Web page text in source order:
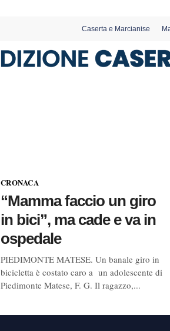
Caserta e Marcianise
CRONACA
“Mamma faccio un giro
in bici”, ma cade e va in
ospedale
PIEDIMONTE MATESE. Un banale giro in
bicicletta è costato caro a un adolescente di
Piedimonte Matese, F. G. Il ragazzo,...